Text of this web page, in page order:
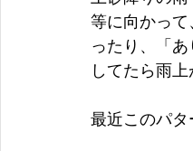
等に向かっ
ったり、「
してたら雨上
最近このパ